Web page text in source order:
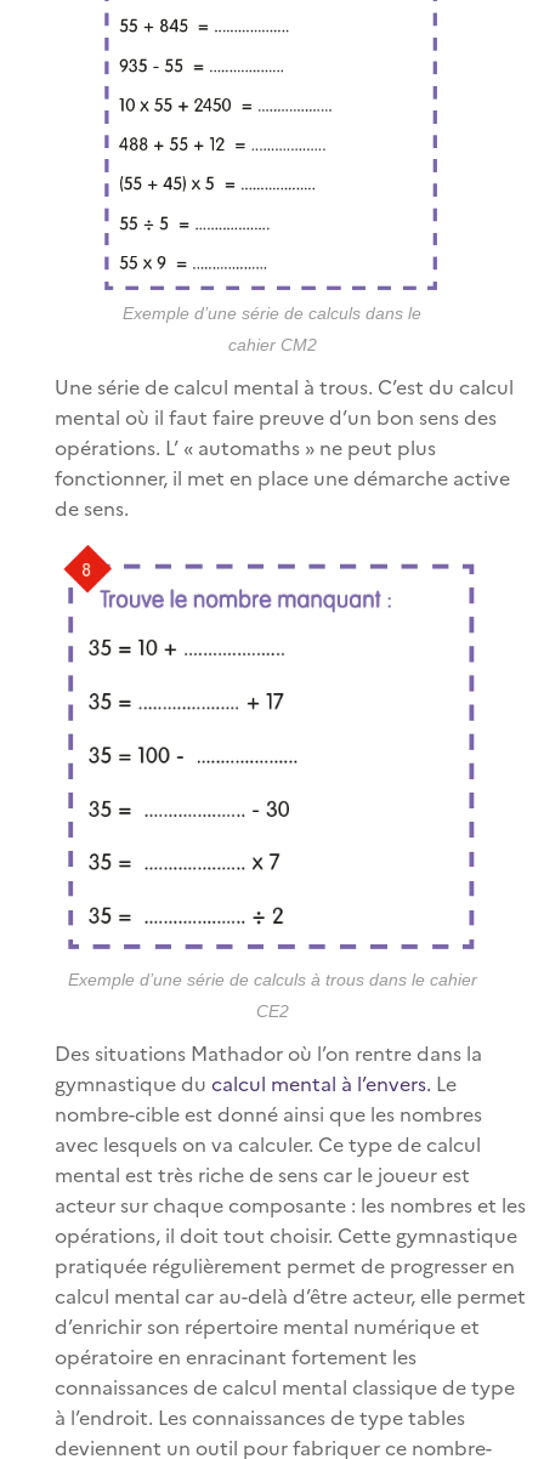
Exemple d’une série de calculs dans le
cahier CM2
Une série de calcul mental à trous. C’est du calcul
mental où il faut faire preuve d’un bon sens des
opérations. L’ « automaths » ne peut plus
fonctionner, il met en place une démarche active
de sens.
Exemple d’une série de calculs à trous dans le cahier
CE2
Des situations Mathador où l’on rentre dans la
gymnastique du calcul mental à l’envers. Le
nombre-cible est donné ainsi que les nombres
avec lesquels on va calculer. Ce type de calcul
mental est très riche de sens car le joueur est
acteur sur chaque composante : les nombres et les
opérations, il doit tout choisir. Cette gymnastique
pratiquée régulièrement permet de progresser en
calcul mental car au-delà d’être acteur, elle permet
d’enrichir son répertoire mental numérique et
opératoire en enracinant fortement les
connaissances de calcul mental classique de type
à l’endroit. Les connaissances de type tables
deviennent un outil pour fabriquer ce nombre-